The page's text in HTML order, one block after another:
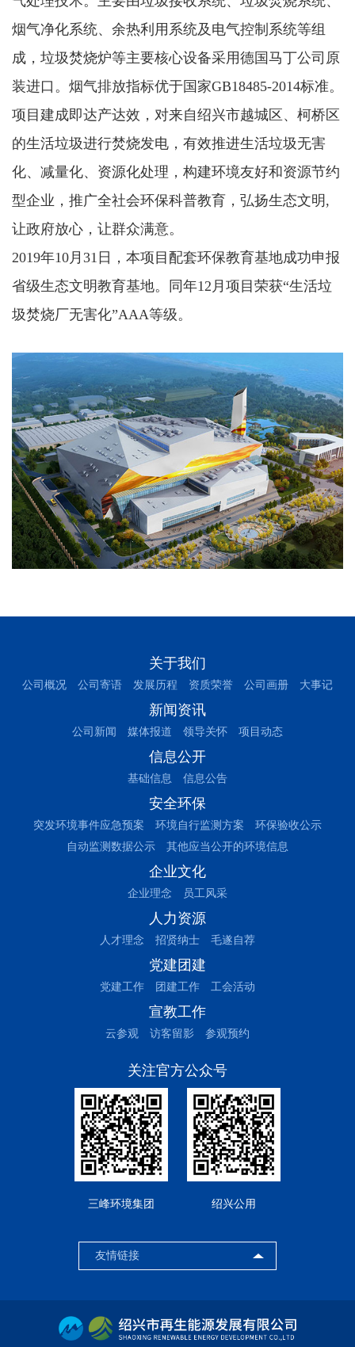
烟气净化系统、余热利用系统及电气控制系统等组
成，垃圾焚烧炉等主要核心设备采用德国马丁公司原
装进口。烟气排放指标优于国家GB18485-2014标准。
项目建成即达产达效，对来自绍兴市越城区、柯桥区
的生活垃圾进行焚烧发电，有效推进生活垃圾无害
化、减量化、资源化处理，构建环境友好和资源节约
型企业，推广全社会环保科普教育，弘扬生态文明,
让政府放心，让群众满意。
2019年10月31日，本项目配套环保教育基地成功申报
省级生态文明教育基地。同年12月项目荣获“生活垃
圾焚烧厂无害化”AAA等级。
关于我们
公司概况 公司寄语 发展历程 资质荣誉 公司画册 大事记
新闻资讯
公司新闻 媒体报道 领导关怀 项目动态
信息公开
基础信息 信息公告
安全环保
突发环境事件应急预案 环境自行监测方案
环保验收公示
自动监测数据公示
其他应当公开的环境信息
企业文化
企业理念 员工风采
人力资源
人才理念 招贤纳士 毛遂自荐
党建团建
党建工作 团建工作 工会活动
宣教工作
云参观 访客留影 参观预约
关注官方公众号
三峰环境集团 绍兴公用